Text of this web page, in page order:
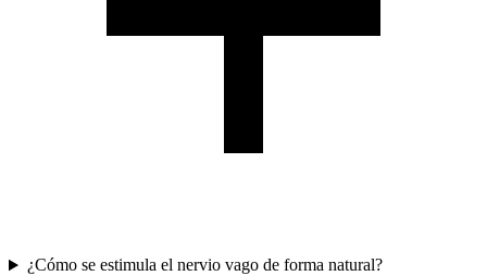
¿Cómo se estimula el nervio vago de forma natural?